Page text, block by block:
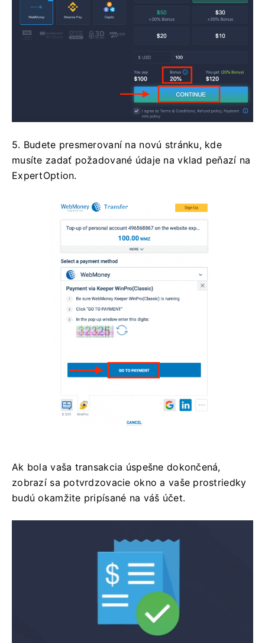
5. Budete presmerovaní na novú stránku, kde
musíte zadať požadované údaje na vklad peňazí na
ExpertOption.
Ak bola vaša transakcia úspešne dokončená,
zobrazí sa potvrdzovacie okno a vaše prostriedky
budú okamžite pripísané na váš účet.